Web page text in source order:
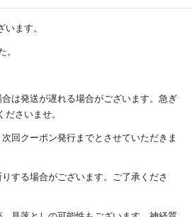
ます。
は発送が遅れる場合がございます。急ぎ
さいませ。
回クーポン発行までとさせていただきま
する場合がございます。ご了承くださ